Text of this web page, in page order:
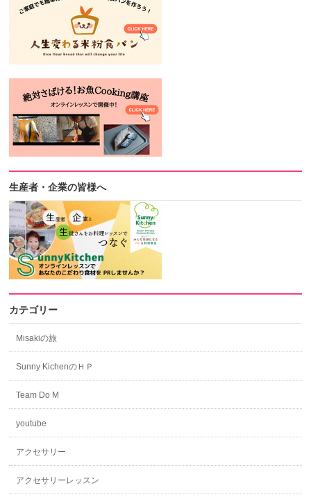
生産者・企業の皆様へ
カテゴリー
Misakiの旅
Sunny KichenのＨＰ
Team Do M
youtube
アクセサリー
アクセサリーレッスン